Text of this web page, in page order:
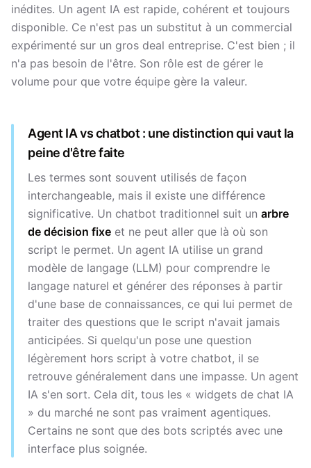
inédites. Un agent IA est rapide, cohérent et toujours
disponible. Ce n'est pas un substitut à un commercial
expérimenté sur un gros deal entreprise. C'est bien ; il
n'a pas besoin de l'être. Son rôle est de gérer le
volume pour que votre équipe gère la valeur.
Agent IA vs chatbot : une distinction qui vaut la
peine d'être faite
Les termes sont souvent utilisés de façon
interchangeable, mais il existe une différence
significative. Un chatbot traditionnel suit un arbre
de décision fixe et ne peut aller que là où son
script le permet. Un agent IA utilise un grand
modèle de langage (LLM) pour comprendre le
langage naturel et générer des réponses à partir
d'une base de connaissances, ce qui lui permet de
traiter des questions que le script n'avait jamais
anticipées. Si quelqu'un pose une question
légèrement hors script à votre chatbot, il se
retrouve généralement dans une impasse. Un agent
IA s'en sort. Cela dit, tous les « widgets de chat IA
» du marché ne sont pas vraiment agentiques.
Certains ne sont que des bots scriptés avec une
interface plus soignée.